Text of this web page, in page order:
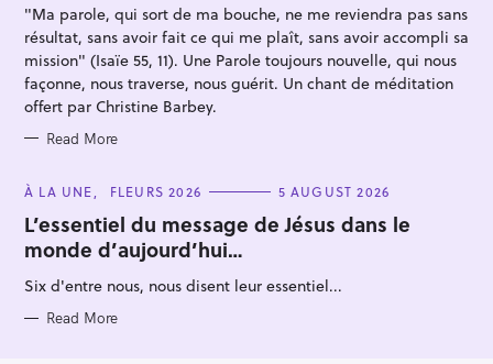
E
"Ma parole, qui sort de ma bouche, ne me reviendra pas sans
résultat, sans avoir fait ce qui me plaît, sans avoir accompli sa
mission" (Isaïe 55, 11). Une Parole toujours nouvelle, qui nous
façonne, nous traverse, nous guérit. Un chant de méditation
offert par Christine Barbey.
Read More
C
T
E
G
O
R
I
S
À LA UNE FLEURS 2026 5 AUGUST 2026
L’essentiel du message de Jésus dans le
monde d’aujourd’hui…
Six d'entre nous, nous disent leur essentiel...
Read More
r
: